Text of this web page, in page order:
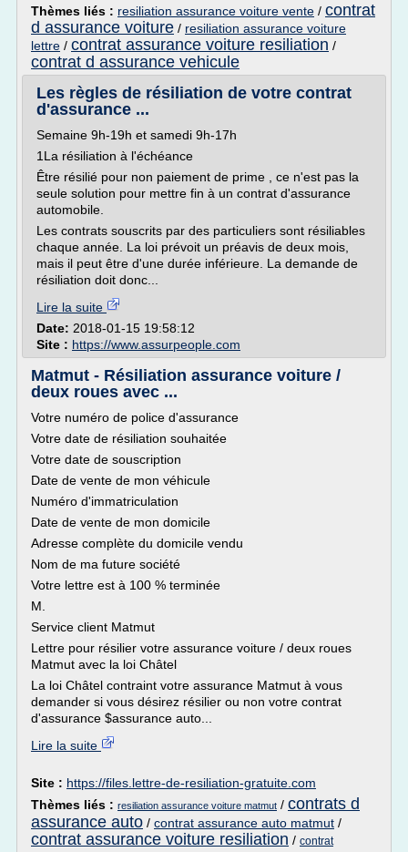
Thèmes liés : resiliation assurance voiture vente / contrat
d assurance voiture / resiliation assurance voiture
lettre / contrat assurance voiture resiliation /
contrat d assurance vehicule
Les règles de résiliation de votre contrat
d'assurance ...
Semaine 9h-19h et samedi 9h-17h
1La résiliation à l'échéance
Être résilié pour non paiement de prime , ce n'est pas la
seule solution pour mettre fin à un contrat d'assurance
automobile.
Les contrats souscrits par des particuliers sont résiliables
chaque année. La loi prévoit un préavis de deux mois,
mais il peut être d'une durée inférieure. La demande de
résiliation doit donc...
Lire la suite
Date: 2018-01-15 19:58:12
Site : https://www.assurpeople.com
Matmut - Résiliation assurance voiture /
deux roues avec ...
Votre numéro de police d'assurance
Votre date de résiliation souhaitée
Votre date de souscription
Date de vente de mon véhicule
Numéro d'immatriculation
Date de vente de mon domicile
Adresse complète du domicile vendu
Nom de ma future société
Votre lettre est à 100 % terminée
M.
Service client Matmut
Lettre pour résilier votre assurance voiture / deux roues
Matmut avec la loi Châtel
La loi Châtel contraint votre assurance Matmut à vous
demander si vous désirez résilier ou non votre contrat
d'assurance $assurance auto...
Lire la suite
Site : https://files.lettre-de-resiliation-gratuite.com
Thèmes liés : resiliation assurance voiture matmut / contrats d
assurance auto / contrat assurance auto matmut /
contrat assurance voiture resiliation / contrat